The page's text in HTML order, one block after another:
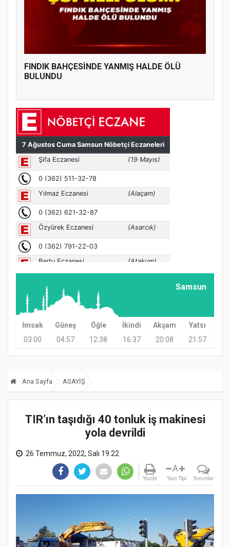
FINDIK BAHÇESİNDE YANMIŞ HALDE ÖLÜ
BULUNDU
Samsun
İmsak Güneş Öğle İkindi Akşam
Yatsı
03:00
04:57 12:38 16:37 20:08 21:57
Ana Sayfa ASAYİŞ
TIR’ın taşıdığı 40 tonluk iş makinesi
yola devrildi
26 Temmuz, 2022, Salı 19:22
Yazdır
A
Yazı Tipi Yorumlar